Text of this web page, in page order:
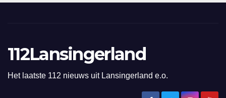
112Lansingerland
Het laatste 112 nieuws uit Lansingerland e.o.